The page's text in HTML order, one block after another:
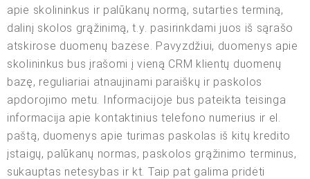
apie skolininkus ir palūkanų normą, sutarties terminą,
dalinį skolos grąžinimą, t.y. pasirinkdami juos iš sąrašo
atskirose duomenų bazėse. Pavyzdžiui, duomenys apie
skolininkus bus įrašomi į vieną CRM klientų duomenų
bazę, reguliariai atnaujinami paraiškų ir paskolos
apdorojimo metu. Informacijoje bus pateikta teisinga
informacija apie kontaktinius telefono numerius ir el.
paštą, duomenys apie turimas paskolas iš kitų kredito
įstaigų, palūkanų normas, paskolos grąžinimo terminus,
sukauptas netesybas ir kt. Taip pat galima pridėti